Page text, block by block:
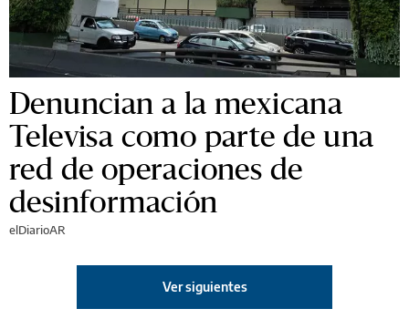
Denuncian a la mexicana
Televisa como parte de una
red de operaciones de
desinformación
elDiarioAR
Ver siguientes